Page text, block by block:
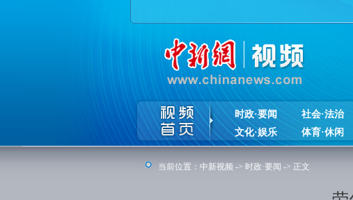
时政·要闻 社会·法治
文化·娱乐
体育·休闲
当前位置： 中新视频 -> 时政·要闻 -> 正文